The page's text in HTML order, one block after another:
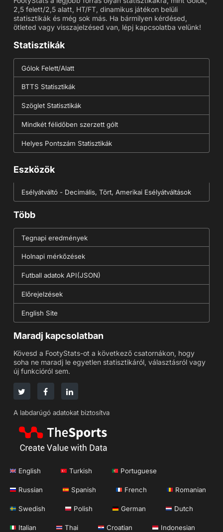
2,5 felett/2,5 alatt, HT/FT, dinamikus játékon belüli
statisztikák és még sok más. Ha bármilyen kérdésed,
ötleted vagy visszajelzésed van, lépj kapcsolatba velünk!
Statisztikák
Gólok Felett/Alatt
BTTS Statisztikák
Szöglet Statisztikák
Mindkét félidőben szerzett gólt
Helyes Pontszám Statisztikák
Eszközök
Esélyátváltó - Decimális, Tört, Amerikai Esélyátváltások
Több
Tegnapi eredmények
Holnapi mérkőzések
Futball adatok API(JSON)
Előrejelzések
English Site
Maradj kapcsolatban
Kövesd a FootyStats-ot a következő csatornákon, hogy
soha ne maradj le egyetlen statisztikáról, választásról vagy
új funkcióról sem.
A labdarúgó adatokat biztosítva
English Turkish Portuguese
Russian Spanish French Romanian
Swedish Polish German Dutch
Italian Thai Croatian Indonesian